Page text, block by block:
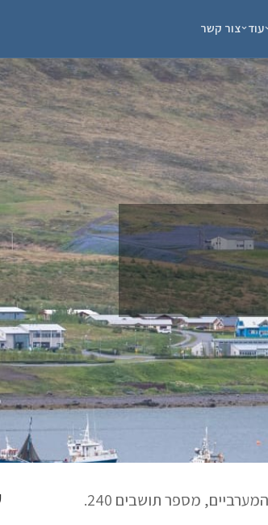
עוד צור קשר
סודאוויק (Súðavík) הוא כפר דייגים קטן לחופי מפרץ Álftarfjörður בפיורדים המערביים, מספר תושבים 240.